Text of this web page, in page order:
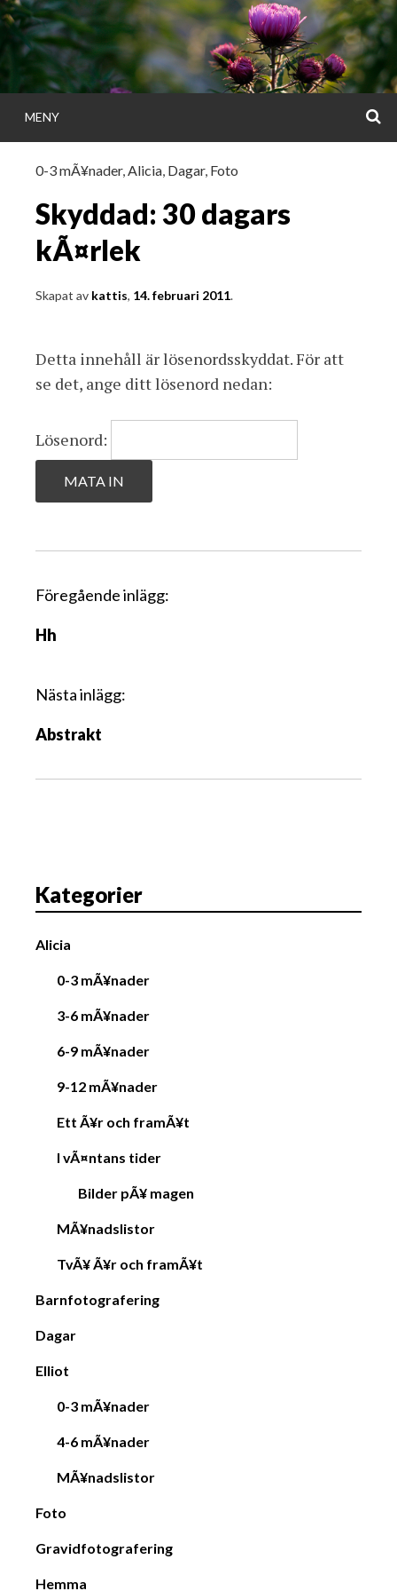
Gå
direkt
till
innehållet
MENY
0-3 mÃ¥nader,Alicia, Dagar, Foto
Skyddad: 30 dagars
kÃ¤rlek
Skapat av kattis, 14. februari 2011.
Detta innehåll är lösenordsskyddat. För att
se det, ange ditt lösenord nedan:
Lösenord:
I
l
g
s
a
t
o
Föregående inlägg:
Hh
Nästa inlägg:
Abstrakt
Kategorier
Alicia
0-3 mÃ¥nader
3-6 mÃ¥nader
6-9 mÃ¥nader
9-12 mÃ¥nader
Ett Ã¥r och framÃ¥t
I vÃ¤ntans tider
Bilder pÃ¥ magen
MÃ¥nadslistor
TvÃ¥ Ã¥r och framÃ¥t
Barnfotografering
Dagar
Elliot
0-3 mÃ¥nader
4-6 mÃ¥nader
MÃ¥nadslistor
Foto
Gravidfotografering
Hemma